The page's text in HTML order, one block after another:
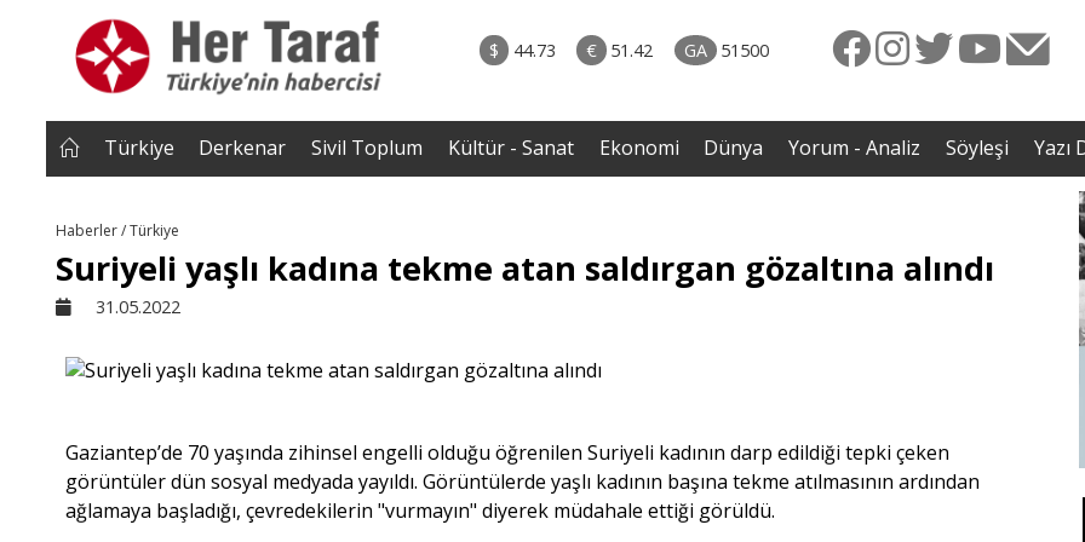
$ 44.73 € 51.42 GA 51500
• İnsan Haklarının Hakkettiği İlgi ve Hakketmediği
İlgisizlik|Zeki Savaş
• Sırbistan’dan Theodor Herzl’in babaannesi ile
dedesine devlet töreni
Türkiye Derkenar Sivil Toplum Kültür - Sanat Ekonomi Dünya Yorum - Analiz Söyleşi Yazı
Haberler / Türkiye
Suriyeli yaşlı kadına tekme atan saldırgan gözaltına alındı
31.05.2022
Gaziantep’de 70 yaşında zihinsel engelli olduğu öğrenilen Suriyeli kadının darp edildiği tepki çeken
görüntüler dün sosyal medyada yayıldı. Görüntülerde yaşlı kadının başına tekme atılmasının ardından
ağlamaya başladığı, çevredekilerin "vurmayın" diyerek müdahale ettiği görüldü.